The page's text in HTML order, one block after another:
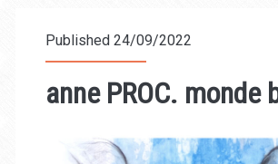
Published 24/09/2022
anne PROC. monde